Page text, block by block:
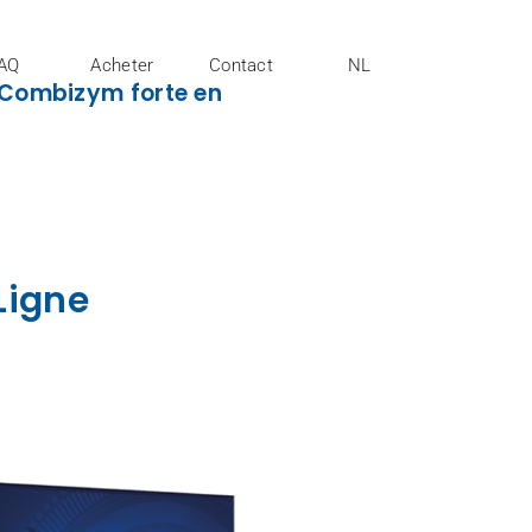
Acheter Contact NL
forte en